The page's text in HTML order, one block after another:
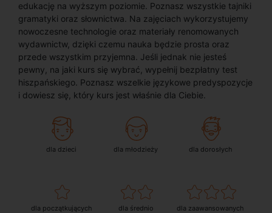
edukację na wyższym poziomie. Poznasz wszystkie tajniki
gramatyki oraz słownictwa. Na zajęciach wykorzystujemy
nowoczesne technologie oraz materiały renomowanych
wydawnictw, dzięki czemu nauka będzie prosta oraz
przede wszystkim przyjemna. Jeśli jednak nie jesteś
pewny, na jaki kurs się wybrać, wypełnij bezpłatny test
hiszpańskiego. Poznasz wszelkie językowe predyspozycje
i dowiesz się, który kurs jest właśnie dla Ciebie.
dla dzieci dla młodzieży dla dorosłych
dla początkujących
dla średnio
dla zaawansowanych